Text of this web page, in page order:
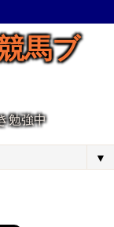
馬ブ
勉強中
▼